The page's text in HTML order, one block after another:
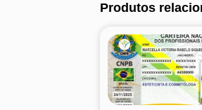
Produtos